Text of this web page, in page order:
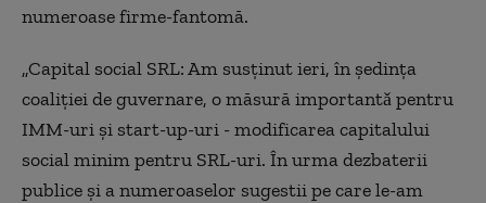
numeroase firme-fantomă.
„Capital social SRL: Am susţinut ieri, în şedinţa
coaliţiei de guvernare, o măsură importantǎ pentru
IMM-uri şi start-up-uri - modificarea capitalului
social minim pentru SRL-uri. În urma dezbaterii
publice şi a numeroaselor sugestii pe care le-am